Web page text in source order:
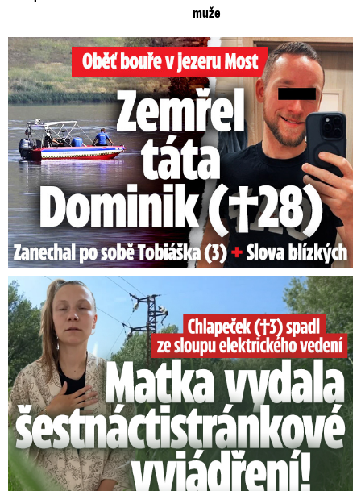
muže
Oběť bouře v jezeru Most: Zemřel táta Dominik (†28)
Smrtelný pád chlapce: Matka vydala vyjádření na 16 stran